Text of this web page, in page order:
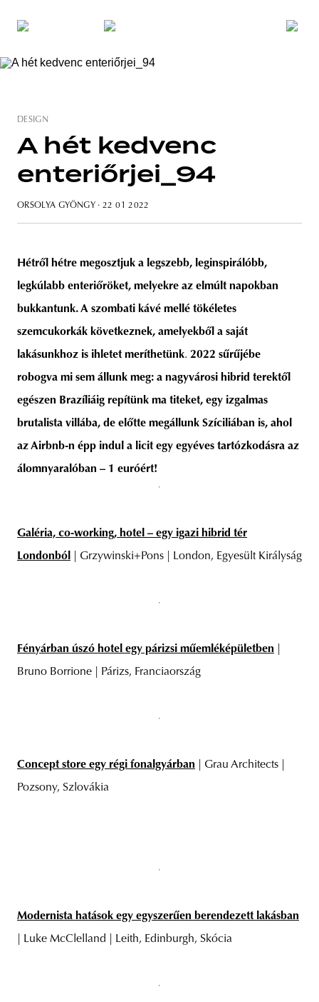
budapest poland branding
DESIGN
A hét kedvenc
enteriőrjei_94
ORSOLYA GYÖNGY · 22 01 2022
Hétről hétre megosztjuk a legszebb, leginspirálóbb,
legkúlabb enteriőröket, melyekre az elmúlt napokban
bukkantunk. A szombati kávé mellé tökéletes
szemcukorkák következnek, amelyekből a saját
lakásunkhoz is ihletet meríthetünk. 2022 sűrűjébe
robogva mi sem állunk meg: a nagyvárosi hibrid terektől
egészen Brazíliáig repítünk ma titeket, egy izgalmas
brutalista villába, de előtte megállunk Szíciliában is, ahol
az Airbnb-n épp indul a licit egy egyéves tartózkodásra az
álomnyaralóban – 1 euróért!
Galéria, co-working, hotel – egy igazi hibrid tér
Londonból | Grzywinski+Pons | London, Egyesült Királyság
Fényárban úszó hotel egy párizsi műemléképületben
Bruno Borrione | Párizs, Franciaország
Concept store egy régi fonalgyárban | Grau Architects |
Pozsony, Szlovákia
Modernista hatások egy egyszerűen berendezett lakásban
| Luke McClelland | Leith, Edinburgh, Skócia